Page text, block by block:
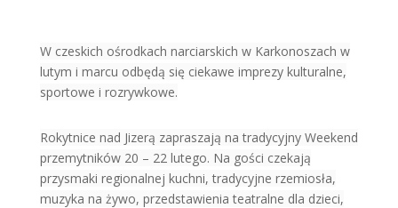
W czeskich ośrodkach narciarskich w Karkonoszach w
lutym i marcu odbędą się ciekawe imprezy kulturalne,
sportowe i rozrywkowe.
Rokytnice nad Jizerą zapraszają na tradycyjny Weekend
przemytników 20 – 22 lutego. Na gości czekają
przysmaki regionalnej kuchni, tradycyjne rzemiosła,
muzyka na żywo, przedstawienia teatralne dla dzieci,